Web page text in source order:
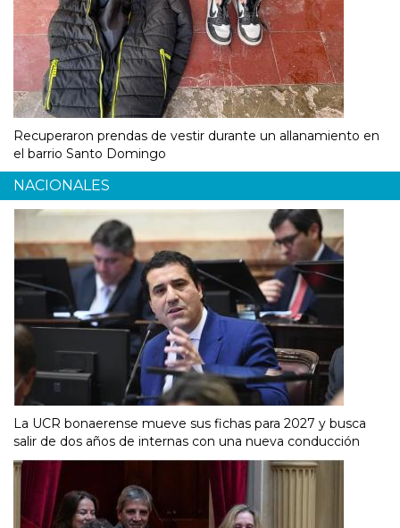
Recuperaron prendas de vestir durante un allanamiento en
el barrio Santo Domingo
NACIONALES
La UCR bonaerense mueve sus fichas para 2027 y busca
salir de dos años de internas con una nueva conducción